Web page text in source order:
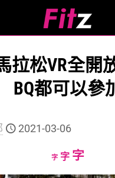
拉松VR全開
BQ都可以參
2021-03-06
字Decrease
字Reset
字